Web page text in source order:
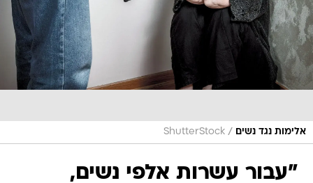
אלימות נגד נשים /
ShutterStock
"עבור עשרות אלפי נשים,